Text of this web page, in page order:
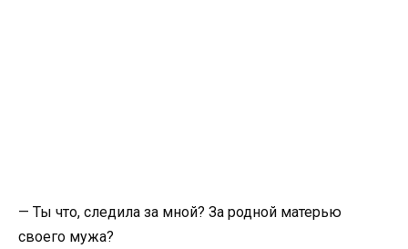
— Ты что, следила за мной? За родной матерью
своего мужа?